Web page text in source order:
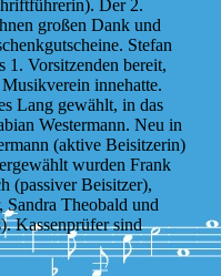
Der 2.
großen Dank und
Stefan
1. Vorsitzenden bereit,
innehatte.
Lang gewählt, in das
Westermann. Neu in
(aktive Beisitzerin)
wurden Frank
(passiver Beisitzer),
Theobald und
Kassenprüfer sind